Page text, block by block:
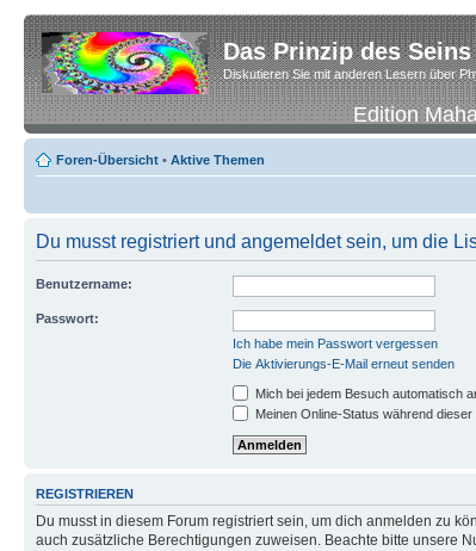
Das Prinzip des Seins
Diskutieren Sie mit anderen Lesern über
Edition
Foren-Übersicht • Aktive Themen
Du musst registriert und angemeldet sein, um die
Benutzername:
Passwort:
Ich habe mein Passwort vergessen
Die Aktivierungs-E-Mail erneut senden
Mich bei jedem Besuch automatisch
Meinen Online-Status während
REGISTRIEREN
Du musst in diesem Forum registriert sein, um dich anmelden zu
auch zusätzliche Berechtigungen zuweisen. Beachte bitte unsere